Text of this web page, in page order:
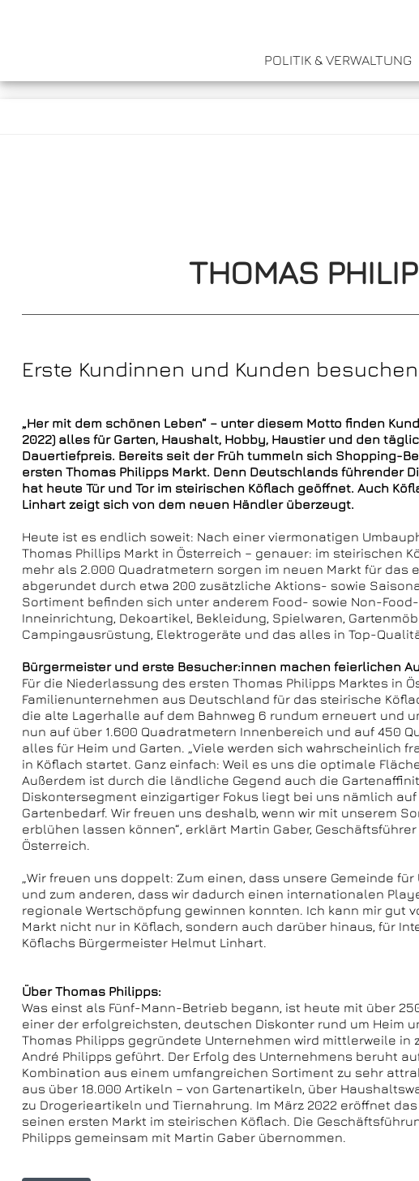
POLITIK & VERWALTUNG
THOMAS
Erste Kundinnen und Kunden
„Her mit dem schönen Leben“ – unter diesem Motto finden
2022) alles für Garten, Haushalt, Hobby, Haustier und den
Dauertiefpreis. Bereits seit der Früh tummeln sich Shopping-
ersten Thomas Philipps Markt. Denn Deutschlands führender
hat heute Tür und Tor im steirischen Köflach geöffnet. Auch
Linhart zeigt sich von dem neuen Händler überzeugt.
Heute ist es endlich soweit: Nach einer viermonatigen
Thomas Phillips Markt in Österreich – genauer: im steirischen
mehr als 2.000 Quadratmetern sorgen im neuen Markt für das
abgerundet durch etwa 200 zusätzliche Aktions- sowie
Sortiment befinden sich unter anderem Food- sowie Non-
Inneinrichtung, Dekoartikel, Bekleidung, Spielwaren,
Campingausrüstung, Elektrogeräte und das alles in Top-
Bürgermeister und erste Besucher:innen machen feierlichen
Für die Niederlassung des ersten Thomas Philipps Marktes in
Familienunternehmen aus Deutschland für das steirische
die alte Lagerhalle auf dem Bahnweg 6 rundum erneuert und
nun auf über 1.600 Quadratmetern Innenbereich und auf 450
alles für Heim und Garten. „Viele werden sich wahrscheinlich
in Köflach startet. Ganz einfach: Weil es uns die optimale
Außerdem ist durch die ländliche Gegend auch die
Diskontersegment einzigartiger Fokus liegt bei uns nämlich
Gartenbedarf. Wir freuen uns deshalb, wenn wir mit unserem
erblühen lassen können“, erklärt Martin Gaber,
Österreich.
„Wir freuen uns doppelt: Zum einen, dass unsere Gemeinde
und zum anderen, dass wir dadurch einen internationalen
regionale Wertschöpfung gewinnen konnten. Ich kann mir gut
Markt nicht nur in Köflach, sondern auch darüber hinaus, für
Köflachs Bürgermeister Helmut Linhart.
Über Thomas Philipps:
Was einst als Fünf-Mann-Betrieb begann, ist heute mit über
einer der erfolgreichsten, deutschen Diskonter rund um Heim
Thomas Philipps gegründete Unternehmen wird mittlerweile in
André Philipps geführt. Der Erfolg des Unternehmens beruht
Kombination aus einem umfangreichen Sortiment zu sehr
aus über 18.000 Artikeln – von Gartenartikeln, über
zu Drogerieartikeln und Tiernahrung. Im März 2022 eröffnet
seinen ersten Markt im steirischen Köflach. Die
Philipps gemeinsam mit Martin Gaber übernommen.